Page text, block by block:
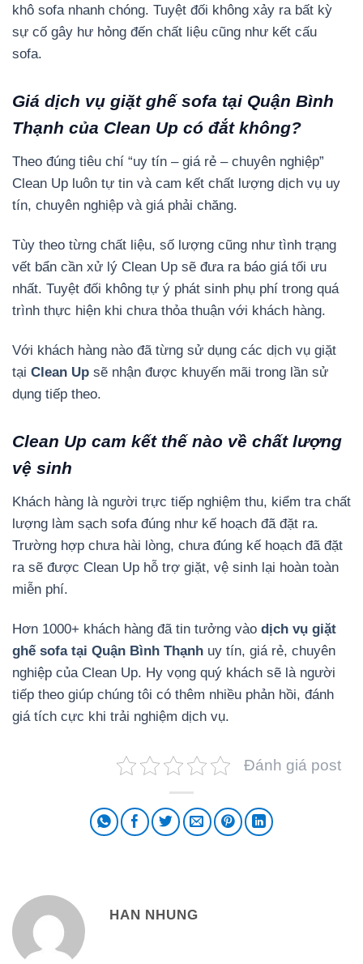
khô sofa nhanh chóng. Tuyệt đối không xảy ra bất kỳ
sự cố gây hư hỏng đến chất liệu cũng như kết cấu
sofa.
Giá dịch vụ giặt ghế sofa tại Quận Bình
Thạnh của Clean Up có đắt không?
Theo đúng tiêu chí “uy tín – giá rẻ – chuyên nghiệp”
Clean Up luôn tự tin và cam kết chất lượng dịch vụ uy
tín, chuyên nghiệp và giá phải chăng.
Tùy theo từng chất liệu, số lượng cũng như tình trạng
vết bẩn cần xử lý Clean Up sẽ đưa ra báo giá tối ưu
nhất. Tuyệt đối không tự ý phát sinh phụ phí trong quá
trình thực hiện khi chưa thỏa thuận với khách hàng.
Với khách hàng nào đã từng sử dụng các dịch vụ giặt
tại Clean Up sẽ nhận được khuyến mãi trong lần sử
dụng tiếp theo.
Clean Up cam kết thế nào về chất lượng
vệ sinh
Khách hàng là người trực tiếp nghiệm thu, kiểm tra chất
lượng làm sạch sofa đúng như kế hoạch đã đặt ra.
Trường hợp chưa hài lòng, chưa đúng kế hoạch đã đặt
ra sẽ được Clean Up hỗ trợ giặt, vệ sinh lại hoàn toàn
miễn phí.
Hơn 1000+ khách hàng đã tin tưởng vào dịch vụ giặt
ghế sofa tại Quận Bình Thạnh uy tín, giá rẻ, chuyên
nghiệp của Clean Up. Hy vọng quý khách sẽ là người
tiếp theo giúp chúng tôi có thêm nhiều phản hồi, đánh
giá tích cực khi trải nghiệm dịch vụ.
Đánh giá post
HAN NHUNG